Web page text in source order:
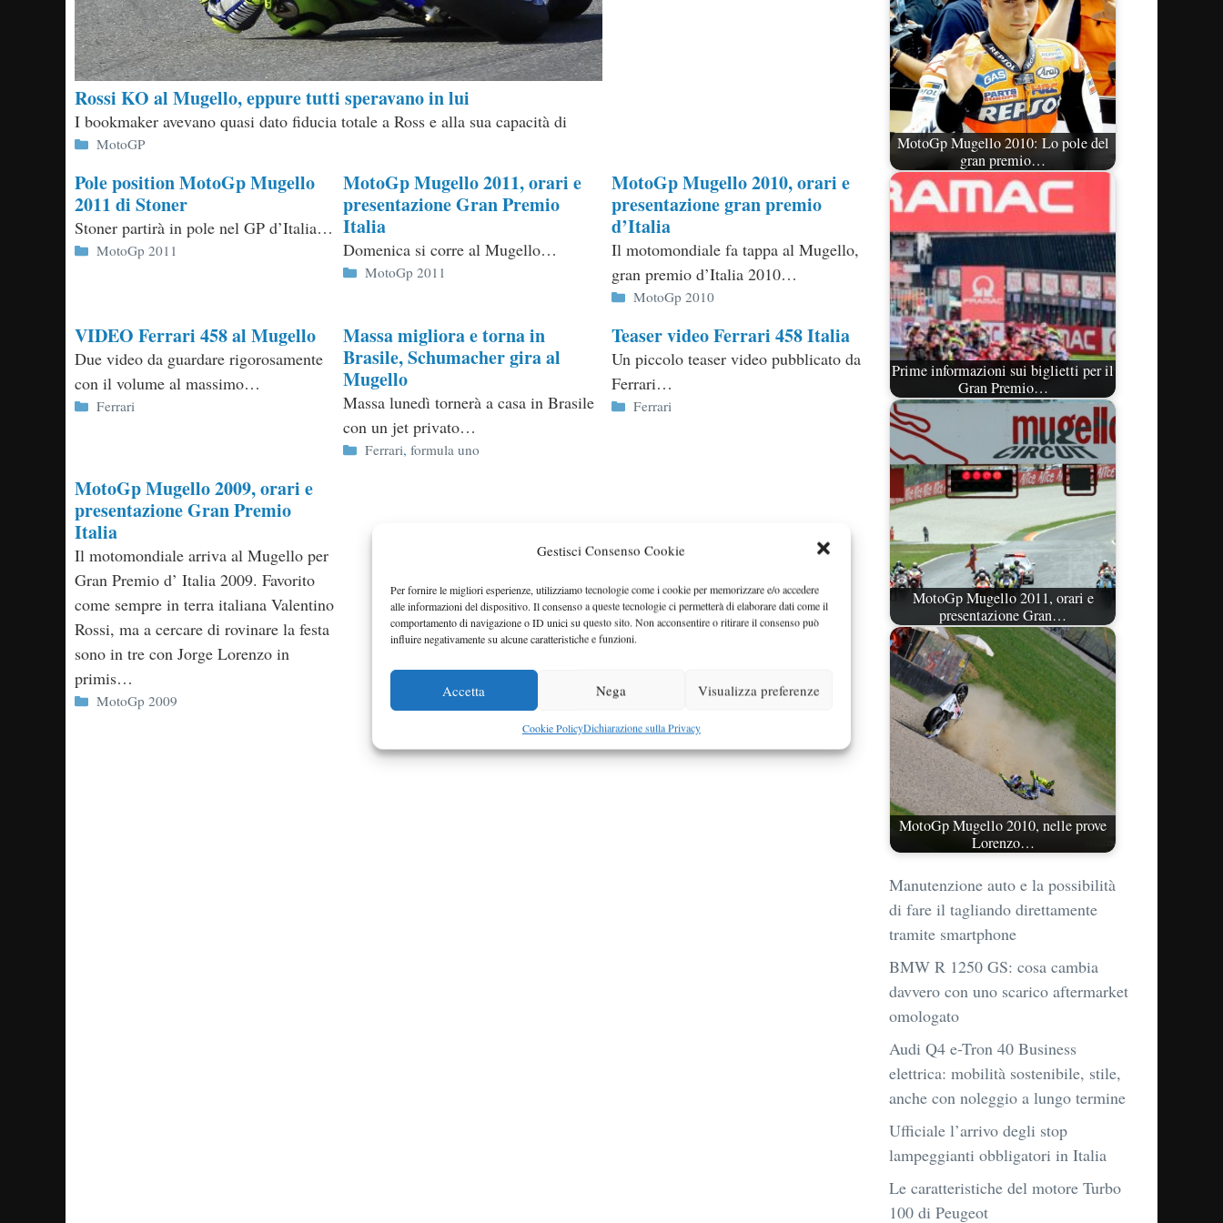
Gestisci Consenso Cookie
Per fornire le migliori esperienze, utilizziamo tecnologie come i cookie per memorizzare e/o accedere
alle informazioni del dispositivo. Il consenso a queste tecnologie ci permetterà di elaborare dati come il
comportamento di navigazione o ID unici su questo sito. Non acconsentire o ritirare il consenso può
influire negativamente su alcune caratteristiche e funzioni.
Accetta Nega Visualizza preferenze
Cookie PolicyDichiarazione sulla Privacy
Rossi KO al Mugello, eppure tutti speravano in lui
I bookmaker avevano quasi dato fiducia totale a Ross e alla sua capacità di
Categorie
MotoGP
Pole position MotoGp Mugello
2011 di Stoner
Stoner partirà in pole nel GP d’Italia…
Categorie
MotoGp 2011
MotoGp Mugello 2011, orari e
presentazione Gran Premio
Italia
Domenica si corre al Mugello…
Categorie
MotoGp 2011
MotoGp Mugello 2010, orari e
presentazione gran premio
d’Italia
Il motomondiale fa tappa al Mugello,
gran premio d’Italia 2010…
Categorie
MotoGp 2010
VIDEO Ferrari 458 al Mugello
Due video da guardare rigorosamente
con il volume al massimo…
Categorie
Ferrari
Massa migliora e torna in
Brasile, Schumacher gira al
Mugello
Massa lunedì tornerà a casa in Brasile
con un jet privato…
Categorie
Ferrari,formula uno
Teaser video Ferrari 458 Italia
Un piccolo teaser video pubblicato da
Ferrari…
Categorie
Ferrari
MotoGp Mugello 2009, orari e
presentazione Gran Premio
Italia
Il motomondiale arriva al Mugello per
Gran Premio d’ Italia 2009. Favorito
come sempre in terra italiana Valentino
Rossi, ma a cercare di rovinare la festa
sono in tre con Jorge Lorenzo in
primis…
Categorie
MotoGp 2009
MotoGp Mugello 2010: Lo pole del
gran premio…
Prime informazioni sui biglietti per il
Gran Premio…
MotoGp Mugello 2011, orari e
presentazione Gran…
MotoGp Mugello 2010, nelle prove
Lorenzo…
Manutenzione auto e la possibilità
di fare il tagliando direttamente
tramite smartphone
BMW R 1250 GS: cosa cambia
davvero con uno scarico aftermarket
omologato
Audi Q4 e-Tron 40 Business
elettrica: mobilità sostenibile, stile,
anche con noleggio a lungo termine
Ufficiale l’arrivo degli stop
lampeggianti obbligatori in Italia
Le caratteristiche del motore Turbo
100 di Peugeot